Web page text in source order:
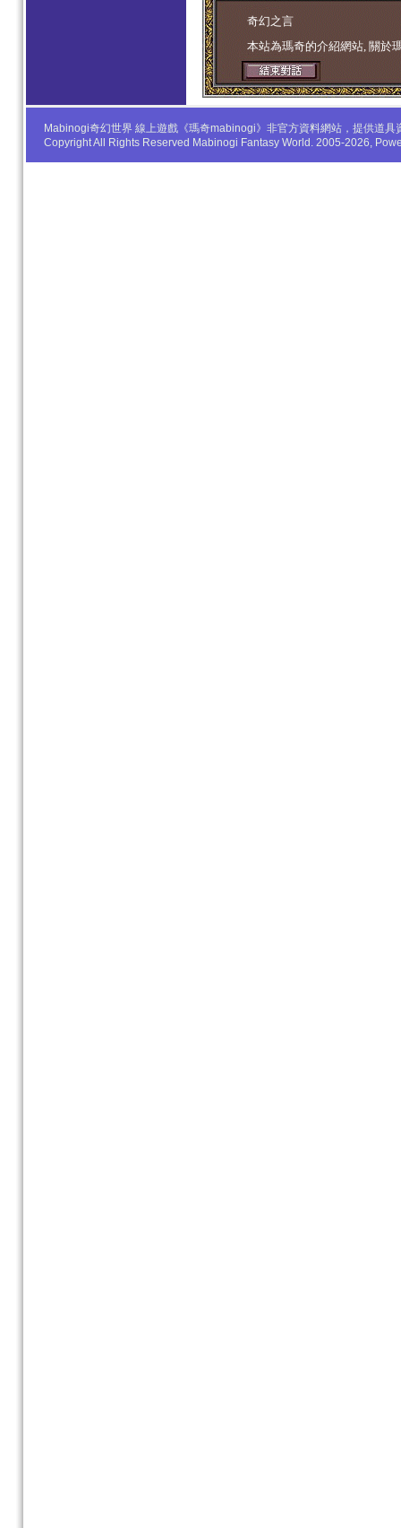
学生妹 奇幻之言
本站為瑪奇的介紹網站, 關於
Mabinogi奇幻世界 線上遊戲《瑪奇mabinogi》非官方資料網站，提供道
Copyright All Rights Reserved Mabinogi Fantasy World. 2005-2026,